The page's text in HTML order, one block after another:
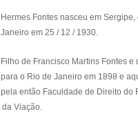
Hermes Fontes nasceu em
Janeiro em 25 / 12 / 1930.
Filho de Francisco Martins Fontes
para o Rio de Janeiro em 1898 e
pela então Faculdade de Direito do
Viação.